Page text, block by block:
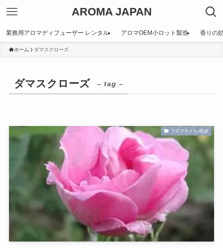
AROMA JAPAN
業務用アロマディフューザー レンタル アロマOEM小ロット製造 香りの
ホーム ダマスクローズ
ダマスクローズ – tag –
アロマオイル-精油